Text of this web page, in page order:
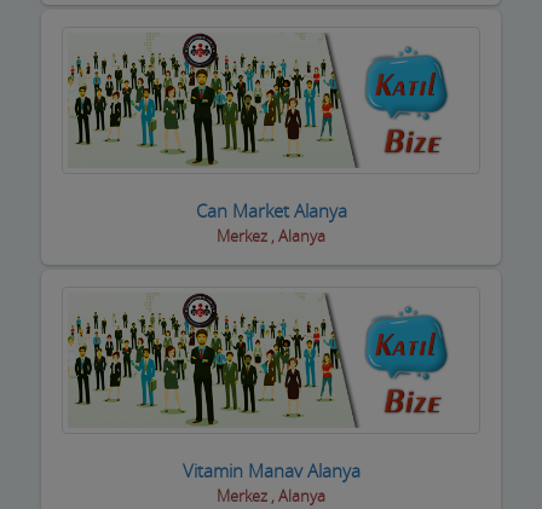
Kuaför Salonları
Kuran Kursu
Kurs Eğitim Hizmetleri
Kuruyemiş ve Şekerleme Ürünleri
Kuyumcular
Maden Kömür Sanayi
Manavlar
Can Market Alanya
Merkez , Alanya
Vitamin Manav Alanya
Merkez , Alanya